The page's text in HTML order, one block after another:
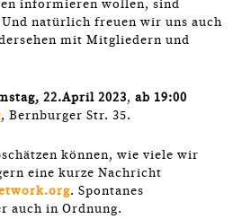
informieren wollen, sind
natürlich freuen wir uns auch
mit Mitgliedern und
22.April 2023, ab 19:00
, Bernburger Str. 35.
können, wie viele wir
eine kurze Nachricht
. Spontanes
auch in Ordnung.